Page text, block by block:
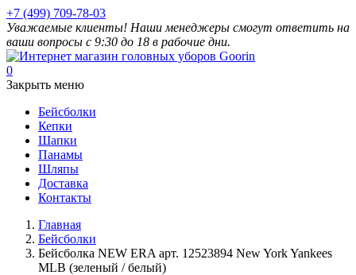
+7 (499) 709-78-03
Уважаемые клиенты! Наши менеджеры смогут ответить на
ваши вопросы с 9:30 до 18 в рабочие дни.
0
Закрыть меню
Бейсболки
Кепки
Шапки
Панамы
Шляпы
Доставка
Контакты
Главная
Бейсболки
Бейсболка NEW ERA арт. 12523894 New York Yankees
MLB (зеленый / белый)